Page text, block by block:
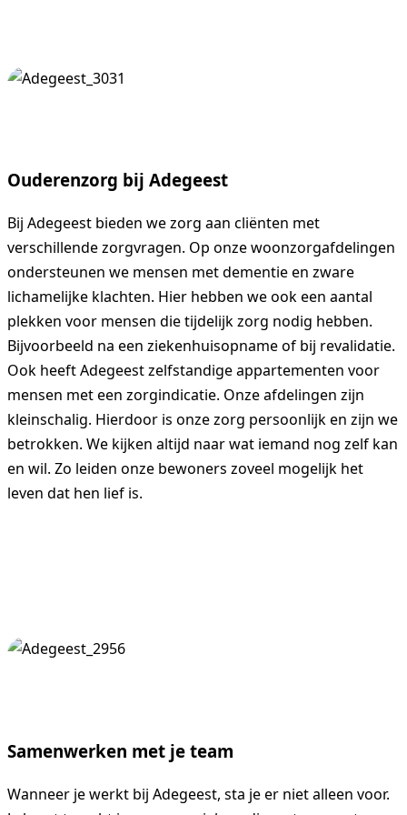
Vacatures
Contact
Ouderenzorg bij Adegeest
Bij Adegeest bieden we zorg aan cliënten met
verschillende zorgvragen. Op onze woonzorgafdelingen
ondersteunen we mensen met dementie en zware
lichamelijke klachten. Hier hebben we ook een aantal
plekken voor mensen die tijdelijk zorg nodig hebben.
Bijvoorbeeld na een ziekenhuisopname of bij revalidatie.
Ook heeft Adegeest zelfstandige appartementen voor
mensen met een zorgindicatie. Onze afdelingen zijn
kleinschalig. Hierdoor is onze zorg persoonlijk en zijn we
betrokken. We kijken altijd naar wat iemand nog zelf kan
en wil. Zo leiden onze bewoners zoveel mogelijk het
leven dat hen lief is.
Samenwerken met je team
Wanneer je werkt bij Adegeest, sta je er niet alleen voor.